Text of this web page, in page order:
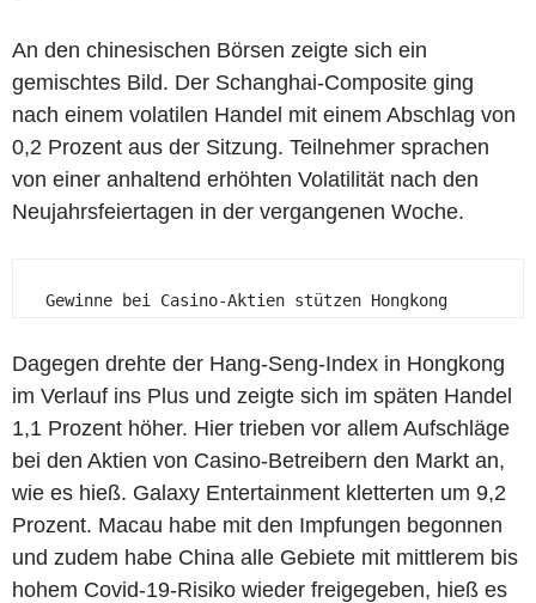
An den chinesischen Börsen zeigte sich ein
gemischtes Bild. Der Schanghai-Composite ging
nach einem volatilen Handel mit einem Abschlag von
0,2 Prozent aus der Sitzung. Teilnehmer sprachen
von einer anhaltend erhöhten Volatilität nach den
Neujahrsfeiertagen in der vergangenen Woche.
   Gewinne bei Casino-Aktien stützen Hongkong
Dagegen drehte der Hang-Seng-Index in Hongkong
im Verlauf ins Plus und zeigte sich im späten Handel
1,1 Prozent höher. Hier trieben vor allem Aufschläge
bei den Aktien von Casino-Betreibern den Markt an,
wie es hieß. Galaxy Entertainment kletterten um 9,2
Prozent. Macau habe mit den Impfungen begonnen
und zudem habe China alle Gebiete mit mittlerem bis
hohem Covid-19-Risiko wieder freigegeben, hieß es